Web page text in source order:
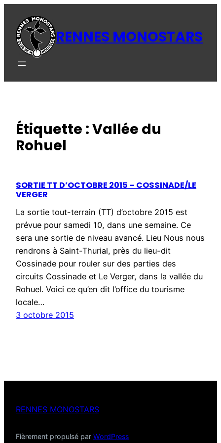
contenu
RENNES MONOSTARS
Étiquette :Vallée du
Rohuel
SORTIE TT D’OCTOBRE 2015 – COSSINADE/LE
VERGER
La sortie tout-terrain (TT) d’octobre 2015 est
prévue pour samedi 10, dans une semaine. Ce
sera une sortie de niveau avancé. Lieu Nous nous
rendrons à Saint-Thurial, près du lieu-dit
Cossinade pour rouler sur des parties des
circuits Cossinade et Le Verger, dans la vallée du
Rohuel. Voici ce qu’en dit l’office du tourisme
locale…
3 octobre 2015
RENNES MONOSTARS
Fièrement propulsé par WordPress